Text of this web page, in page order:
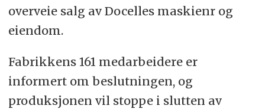
overveie salg av Docelles maskienr og
eiendom.
Fabrikkens 161 medarbeidere er
informert om beslutningen, og
produksjonen vil stoppe i slutten av